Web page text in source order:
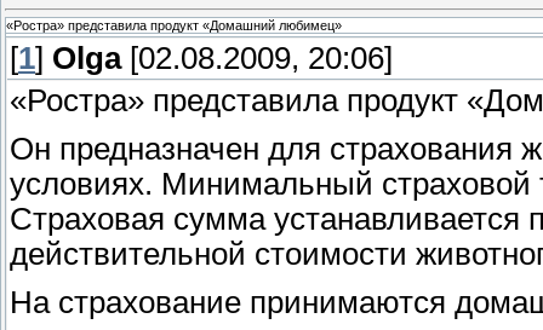
«Ростра» представила продукт «Домашний любимец»
[1] Olga[02.08.2009, 20:06]
«Ростра» представила продукт
Он предназначен для
условиях. Минимальный
Страховая сумма
действительной стоимости
На страхование принимаются